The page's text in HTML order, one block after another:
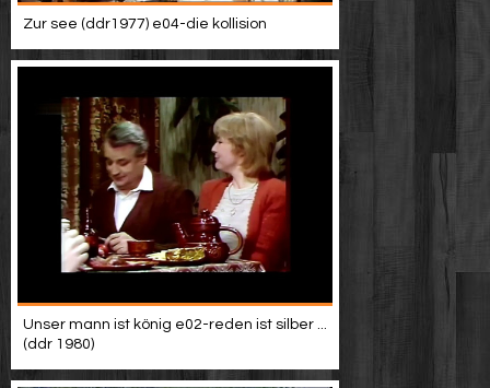
Zur see (ddr1977) e04-die kollision
Unser mann ist könig e02-reden ist silber ...
(ddr 1980)